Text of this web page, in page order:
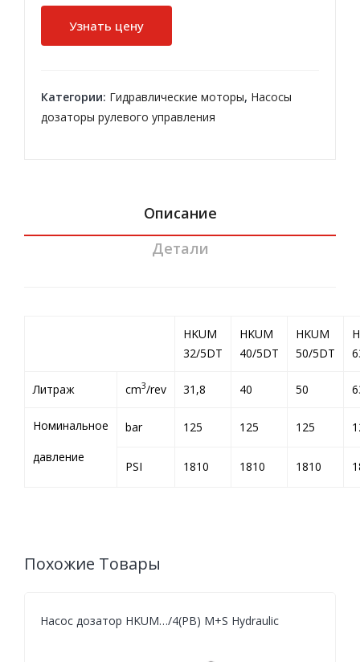
Hy
Узнать цену
Категории: Гидравлические моторы, Насосы
дозаторы рулевого управления
Описание
Детали
HKUM
32/5DT
HKUM
40/5DT
HKUM
50/5DT
Литраж cm3/rev 31,8 40 50
Номинальное
давление
bar 125 125 125
PSI 1810 1810 1810
Похожие Товары
Насос дозатор HKUM…/4(PB) M+S Hydraulic